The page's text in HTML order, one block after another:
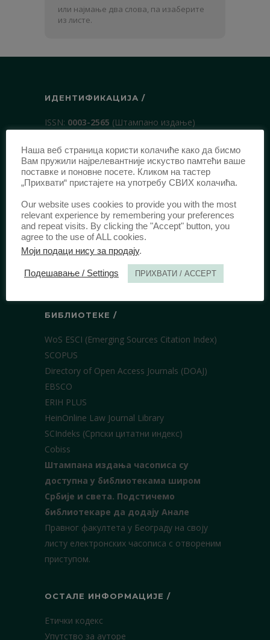
и
презиме
или најмање два слова, па изаберите
из листе.
ИДЕНТИФИКАЦИЈА /
ISSN: 0003-2565 (Штампано издање)
DOI: 10.51204/Anali_PFBU_1906
ИЗДАВАЧ /
Правни факултет Универзитета у
Београду
Булевар краља Александра 67
Србија
БИБЛИОТЕКЕ /
WoS ESCI (Emerging Sources Citation Index)
SCOPUS
Directory of Open Access Journals (DOAJ)
EBSCO
ERIH PLUS
HeinOnline Law Journal Library
SCIndeks (Српски цитатни индекс)
Cobiss
Штампана издања часописа су
доступна у библиотекама широм
Србије и света. Подстичемо
библиотекаре да додају Анале
Правног факултета у Београду на своју
листу електронских часописа с отвореним
приступом.
ОСТАЛЕ ИНФОРМАЦИЈЕ /
Етички кодекс
Упутство за ауторе
Наша веб страница користи колачиће како да бисмо
Вам пружили најрелевантније искуство памтећи ваше
поставке и поновне посете. Кликом на тастер
„Прихвати“ пристајете на употребу СВИХ колачића.
Our website uses cookies to provide you with the most
relevant experience by remembering your preferences
and repeat visits. By clicking the "Accept" button, you
agree to the use of ALL cookies.
Моји подаци нису за продају.
Подешавање / Settings ПРИХВАТИ / ACCEPT